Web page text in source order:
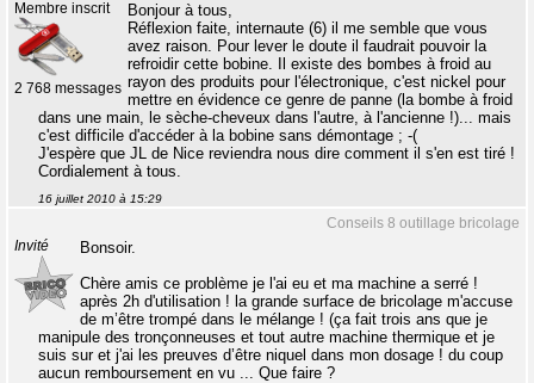
Membre inscrit
2 768 messages
Bonjour à tous,
Réflexion faite, internaute (6) il me semble que vous
avez raison. Pour lever le doute il faudrait pouvoir la
refroidir cette bobine. Il existe des bombes à froid au
rayon des produits pour l'électronique, c'est nickel pour
mettre en évidence ce genre de panne (la bombe à froid
dans une main, le sèche-cheveux dans l'autre, à l'ancienne !)... mais
c'est difficile d'accéder à la bobine sans démontage ; -(
J'espère que JL de Nice reviendra nous dire comment il s'en est tiré !
Cordialement à tous.
16 juillet 2010 à 15:29
Conseils 8 outillage bricolage
Invité
Bonsoir.
Chère amis ce problème je l'ai eu et ma machine a serré !
après 2h d'utilisation ! la grande surface de bricolage m'accuse
de m’être trompé dans le mélange ! (ça fait trois ans que je
manipule des tronçonneuses et tout autre machine thermique et je
suis sur et j'ai les preuves d’être niquel dans mon dosage ! du coup
aucun remboursement en vu ... Que faire ?